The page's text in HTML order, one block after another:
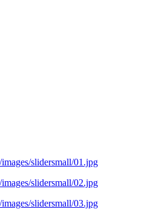
slidersmall/01.jpg
slidersmall/02.jpg
slidersmall/03.jpg